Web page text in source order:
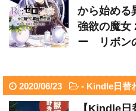
から始める
強欲の魔女
ー リボン
2020/06/23 - Kindle日替